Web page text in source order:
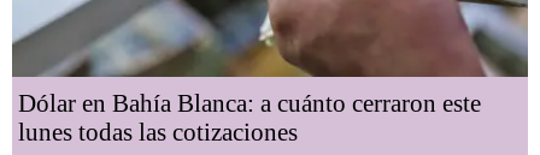
Dólar en Bahía Blanca: a cuánto cerraron este
lunes todas las cotizaciones